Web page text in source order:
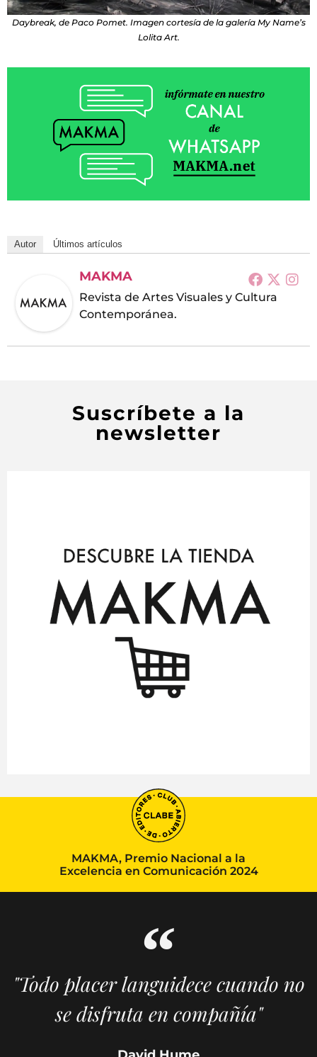
Daybreak, de Paco Pomet. Imagen cortesía de la galería My Name’s
Lolita Art.
Autor Últimos artículos
MAKMA
Revista de Artes Visuales y Cultura
Contemporánea.
Suscríbete a la
newsletter
MAKMA, Premio Nacional a la
Excelencia en Comunicación 2024
"Todo placer languidece cuando no
se disfruta en compañía"